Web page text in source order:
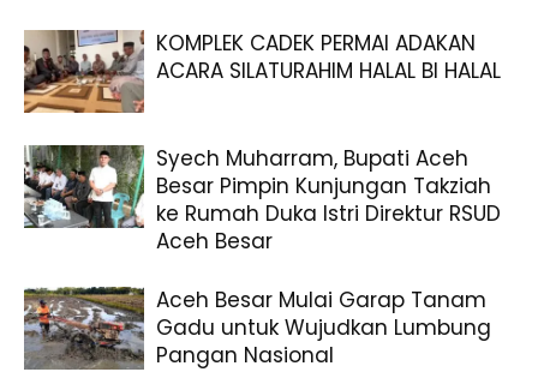
KOMPLEK CADEK PERMAI ADAKAN
ACARA SILATURAHIM HALAL BI HALAL
Syech Muharram, Bupati Aceh
Besar Pimpin Kunjungan Takziah
ke Rumah Duka Istri Direktur RSUD
Aceh Besar
Aceh Besar Mulai Garap Tanam
Gadu untuk Wujudkan Lumbung
Pangan Nasional